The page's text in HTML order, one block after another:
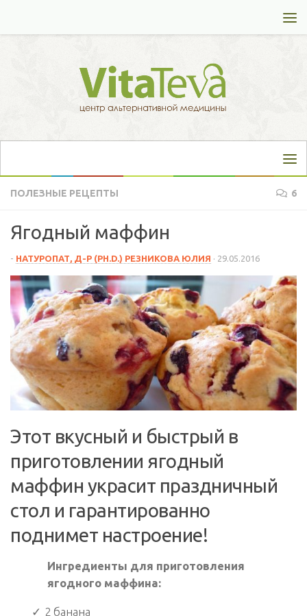
ПОЛЕЗНЫЕ РЕЦЕПТЫ 6
Ягодный маффин
- НАТУРОПАТ, Д-Р (PH.D.) РЕЗНИКОВА ЮЛИЯ · 29.05.2016
Этот вкусный и быстрый в
приготовлении ягодный
маффин украсит праздничный
стол и гарантированно
поднимет настроение!
Ингредиенты для приготовления
ягодного маффина:
2 банана